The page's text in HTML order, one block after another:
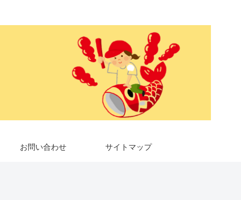
お問い合わせ サイトマップ